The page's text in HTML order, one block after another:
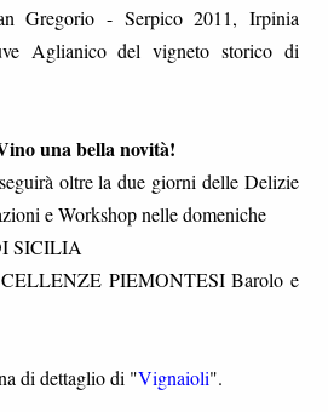
Gregorio - Serpico 2011, Irpinia
Aglianico del vigneto storico di
una bella novità!
oltre la due giorni delle Delizie
e Workshop nelle domeniche
SICILIA
PIEMONTESI Barolo e
di dettaglio di "Vignaioli".